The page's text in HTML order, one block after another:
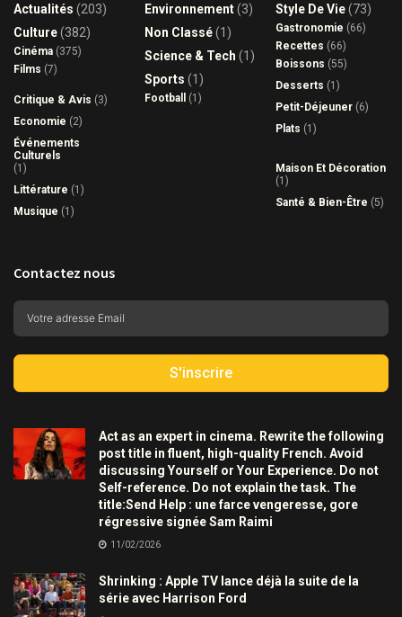
Actualités (203)
Culture(382)
Cinéma (375)
Films (7)
Critique & Avis (3)
Economie (2)
Événements
Culturels
(1)
Littérature (1)
Musique (1)
Environnement(3)
Non Classé(1)
Science & Tech (1)
Sports (1)
Football (1)
Style De Vie(73)
Gastronomie (66)
Recettes (66)
Boissons (55)
Desserts (1)
Petit-Déjeuner (6)
Plats (1)
Maison Et Décoration
(1)
Santé & Bien-Être (5)
Contactez nous
S'inscrire
Act as an expert in cinema. Rewrite the following
post title in fluent, high-quality French. Avoid
discussing Yourself or Your Experience. Do not
Self-reference. Do not explain the task. The
title:Send Help : une farce vengeresse, gore
régressive signée Sam Raimi
11/02/2026
Shrinking : Apple TV lance déjà la suite de la
série avec Harrison Ford